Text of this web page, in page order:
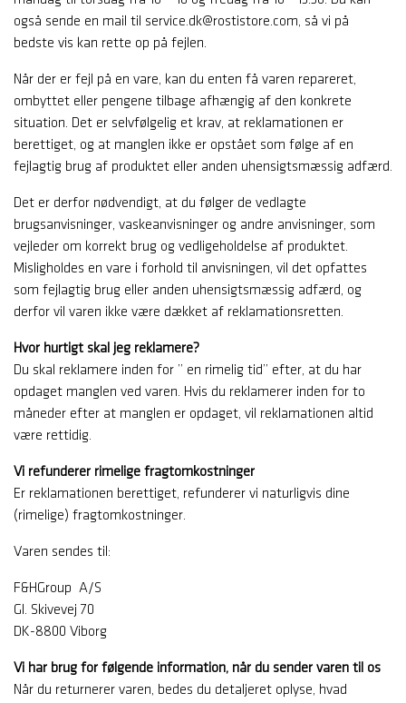
også sende en mail til service.dk@rostistore.com, så vi på
bedste vis kan rette op på fejlen.
Når der er fejl på en vare, kan du enten få varen repareret,
ombyttet eller pengene tilbage afhængig af den konkrete
situation. Det er selvfølgelig et krav, at reklamationen er
berettiget, og at manglen ikke er opstået som følge af en
fejlagtig brug af produktet eller anden uhensigtsmæssig adfærd.
Det er derfor nødvendigt, at du følger de vedlagte
brugsanvisninger, vaskeanvisninger og andre anvisninger, som
vejleder om korrekt brug og vedligeholdelse af produktet.
Misligholdes en vare i forhold til anvisningen, vil det opfattes
som fejlagtig brug eller anden uhensigtsmæssig adfærd, og
derfor vil varen ikke være dækket af reklamationsretten.
Hvor hurtigt skal jeg reklamere?
Du skal reklamere inden for ” en rimelig tid” efter, at du har
opdaget manglen ved varen. Hvis du reklamerer inden for to
måneder efter at manglen er opdaget, vil reklamationen altid
være rettidig.
Vi refunderer rimelige fragtomkostninger
Er reklamationen berettiget, refunderer vi naturligvis dine
(rimelige) fragtomkostninger.
Varen sendes til:
F&HGroup A/S
Gl. Skivevej 70
DK-8800 Viborg
Vi har brug for følgende information, når du sender varen til os
Når du returnerer varen, bedes du detaljeret oplyse, hvad